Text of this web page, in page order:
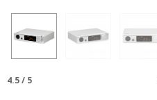
4.5/ 5